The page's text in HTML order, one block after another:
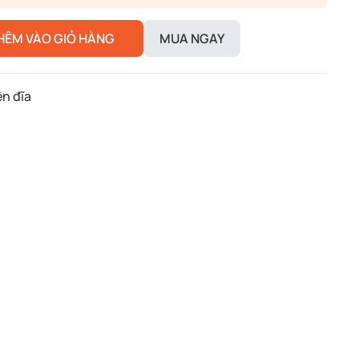
VÀO GIỎ HÀNG MUA NGAY
đĩa